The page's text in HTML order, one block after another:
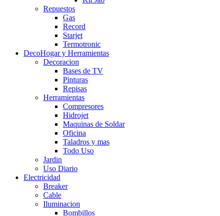
Repuestos
Gas
Record
Starjet
Termotronic
DecoHogar y Herramientas
Decoracion
Bases de TV
Pinturas
Repisas
Herramientas
Compresores
Hidrojet
Maquinas de Soldar
Oficina
Taladros y mas
Todo Uso
Jardin
Uso Diario
Electricidad
Breaker
Cable
Iluminacion
Bombillos